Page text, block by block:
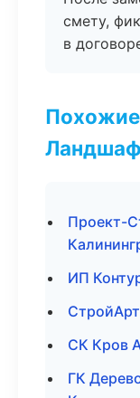
смету,
в
Проект-
ИП
СК Кров
ГК